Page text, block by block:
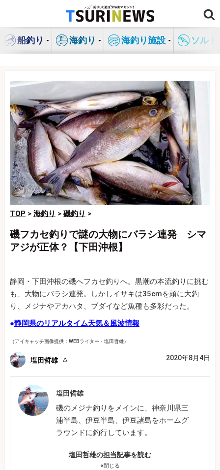
ン
船釣り 海釣り 海釣り施設 ソル
TOP > 海釣り > 磯釣り >
磯フカセ釣りで謎の大物にバラシ連発 シマ
アジが正体？【下田沖根】
静岡・下田沖根の磯へフカセ釣りへ。黒潮の本流釣りに挑む
も、大物にバラシ連発。しかしイサキは35cmを頭に大釣
り、メジナやアカハタ、ブダイなど魚種も多彩だった。
●静岡県のリアルタイム天気＆風波情報
（アイキャッチ画像提供：WEBライター・塩田哲雄）
塩田哲雄 2020年8月4日
塩田哲雄
磯のメジナ釣りをメインに、神奈川県三
浦半島、伊豆半島、伊豆諸島をホームグ
ラウンドに釣行しています。
塩田哲雄の担当記事を読む
×閉じる